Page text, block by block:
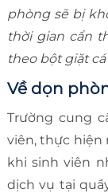
phòng sẽ bị
thời gian cẩn
theo bột giặt
Về dọn
Trường cung
viên, thực hiện
khi sinh viên
dịch vụ tại